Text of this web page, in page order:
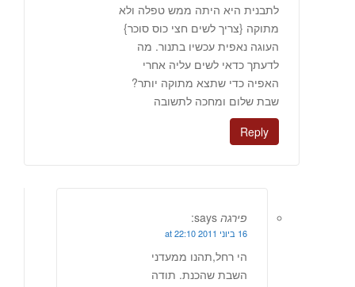
לתבנית היא היתה ממש טפלה ולא
מתוקה {צריך לשים חצי כוס סוכר}
העוגה נאפית עכשיו בתנור. מה
לדעתך כדאי לשים עליה אחרי
האפיה כדי שתצא מתוקה יותר?
שבת שלום ומחכה לתשובה
Reply
פירגה says:
16 ביוני 2011 at 22:10
הי רחל,תהנו ממעדני
השבת שהכנת. תודה